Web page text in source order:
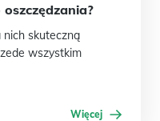
nich skuteczną
wszystkim
Więcej